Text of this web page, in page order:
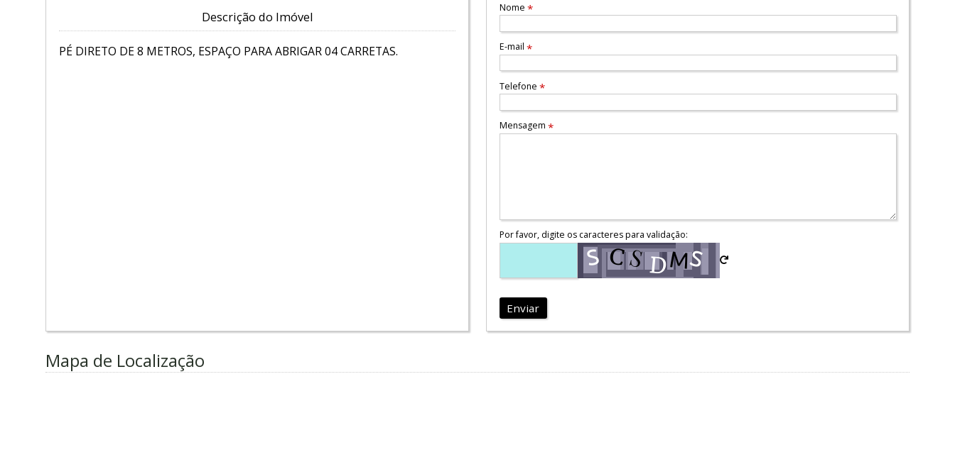
Descrição do Imóvel
PÉ DIRETO DE 8 METROS, ESPAÇO PARA ABRIGAR 04 CARRETAS.
Nome *
E-mail *
Telefone *
Mensagem *
Por favor, digite os caracteres para validação:
Enviar
Mapa de Localização